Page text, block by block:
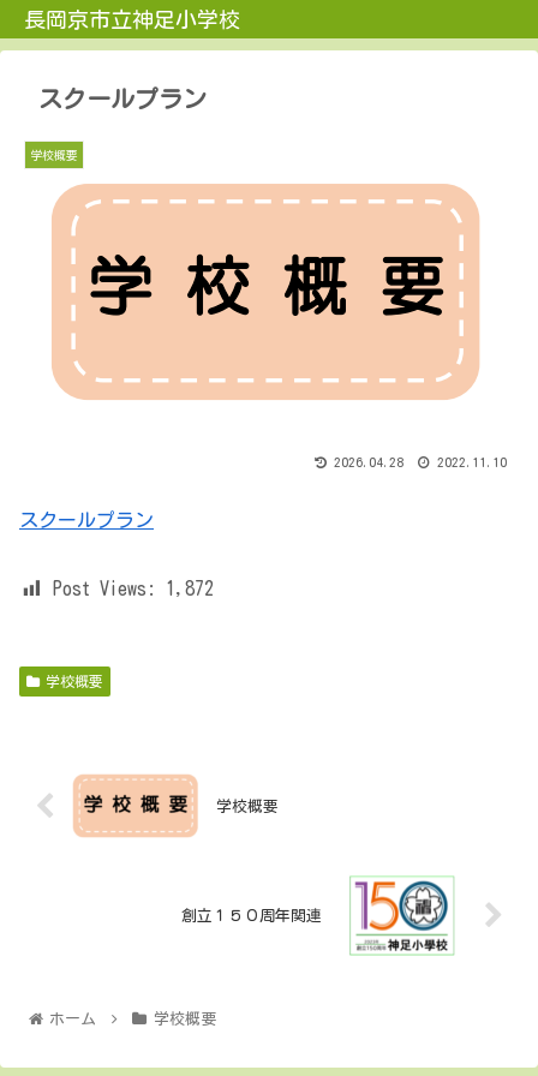
長岡京市立神足小学校
スクールプラン
学校概要
2026.04.28 2022.11.10
スクールプラン
Post Views: 1,872
学校概要
学校概要
創立１５０周年関連
ホーム 学校概要